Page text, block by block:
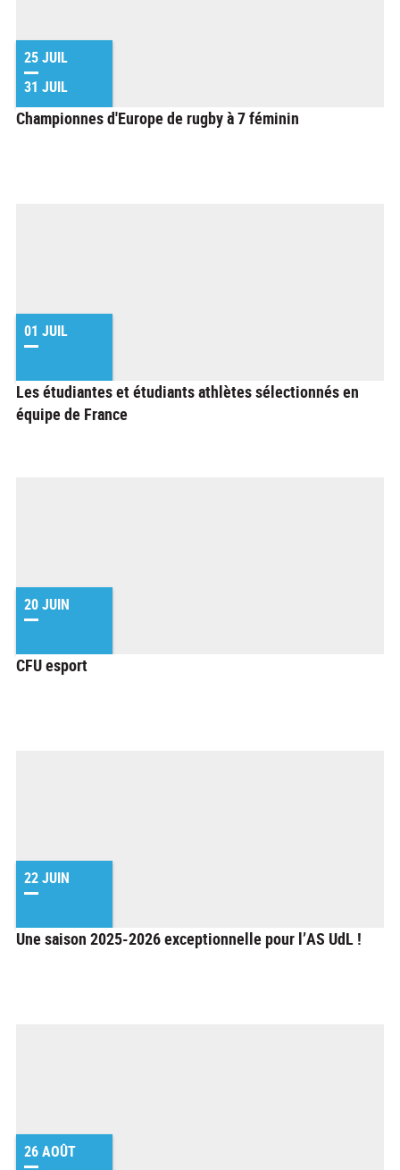
25 JUIL
31 JUIL
Championnes d'Europe de rugby à 7 féminin
01 JUIL
Les étudiantes et étudiants athlètes sélectionnés en
équipe de France
20 JUIN
CFU esport
22 JUIN
Une saison 2025-2026 exceptionnelle pour l’AS UdL !
26 AOÛT